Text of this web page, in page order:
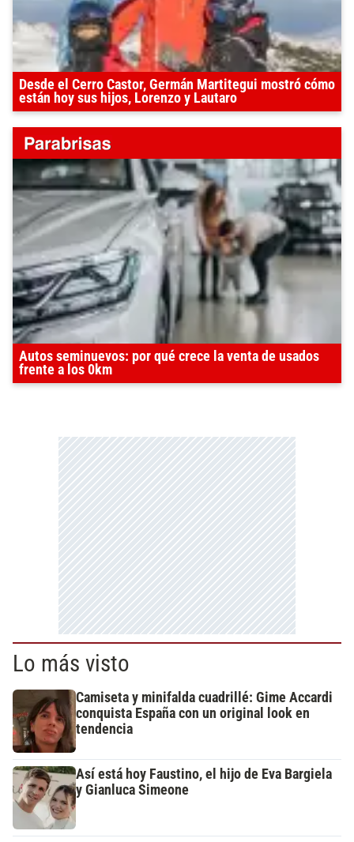
Desde el Cerro Castor, Germán Martitegui mostró cómo
están hoy sus hijos, Lorenzo y Lautaro
Autos seminuevos: por qué crece la venta de usados
frente a los 0km
Lo más visto
Camiseta y minifalda cuadrillé: Gime Accardi
conquista España con un original look en
tendencia
Así está hoy Faustino, el hijo de Eva Bargiela
y Gianluca Simeone